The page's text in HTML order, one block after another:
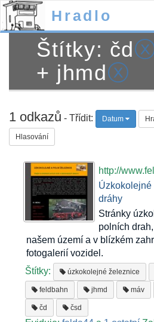
Hradlo
Štítky: čd
+ jhmdⓧ
1 odkazů - Třídit: Datum
Hlasování
http://
dráhy
Stránky
polních
našem území a v blízkém
fotogalerií vozidel.
Štítky:
úzkokolejné železnice
feldbahn jhmd máv
čd čsd